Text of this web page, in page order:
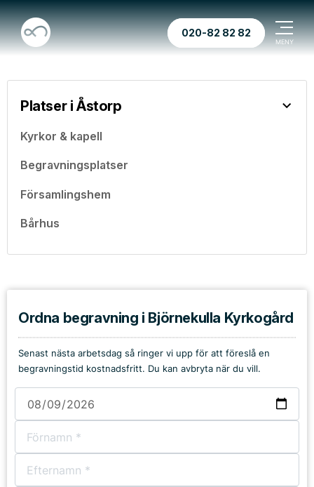
020-82 82 82
Platser i Åstorp
Kyrkor & kapell
Begravningsplatser
Församlingshem
Bårhus
Ordna begravning i Björnekulla Kyrkogård
Senast nästa arbetsdag så ringer vi upp för att föreslå en
begravningstid kostnadsfritt. Du kan avbryta när du vill.